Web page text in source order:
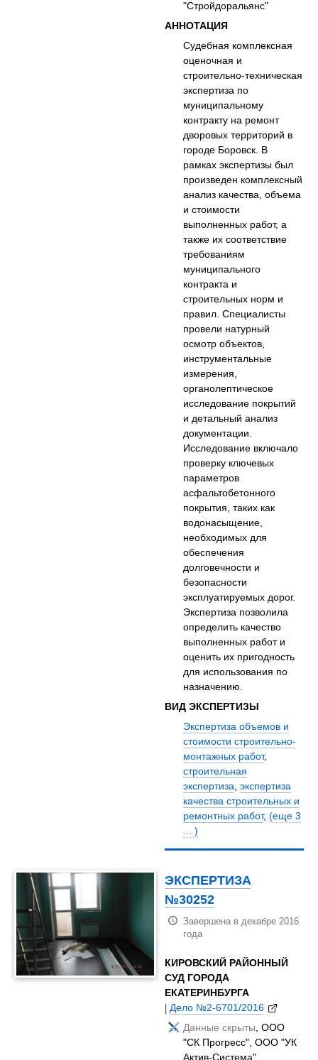
"Стройдоральянс"
АННОТАЦИЯ
Судебная комплексная
оценочная и
строительно-техническая
экспертиза по
муниципальному
контракту на ремонт
дворовых территорий в
городе Боровск. В
рамках экспертизы был
произведен комплексный
анализ качества, объема
и стоимости
выполненных работ, а
также их соответствие
требованиям
муниципального
контракта и
строительных норм и
правил. Специалисты
провели натурный
осмотр объектов,
инструментальные
измерения,
органолептическое
исследование покрытий
и детальный анализ
документации.
Исследование включало
проверку ключевых
параметров
асфальтобетонного
покрытия, таких как
водонасыщение,
необходимых для
обеспечения
долговечности и
безопасности
эксплуатируемых дорог.
Экспертиза позволила
определить качество
выполненных работ и
оценить их пригодность
для использования по
назначению.
ВИД ЭКСПЕРТИЗЫ
Экспертиза объемов и
стоимости строительно-
монтажных работ,
строительная
экспертиза,экспертиза
качества строительных и
ремонтных работ,(еще 3
... )
ЭКСПЕРТИЗА
№30252
Завершена в декабре 2016
года
КИРОВСКИЙ РАЙОННЫЙ
СУД ГОРОДА
ЕКАТЕРИНБУРГА
|Дело №2-6701/2016
Данные скрыты, ООО
"СК Прогресс", ООО "УК
Актив-Система"